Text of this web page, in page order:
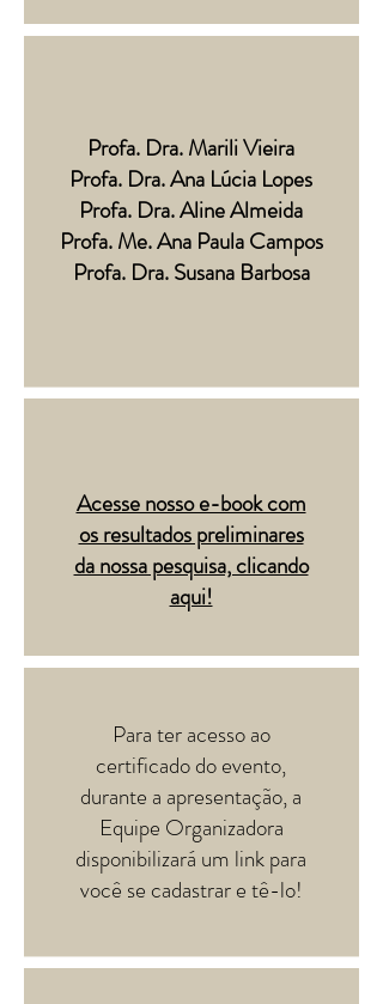
Profa. Dra. Marili Vieira
Profa. Dra. Ana Lúcia Lopes
Profa. Dra. Aline Almeida
Profa. Me. Ana Paula Campos
Profa. Dra. Susana Barbosa
Acesse nosso e-book com
os resultados preliminares
da nossa pesquisa, clicando
aqui!
Para ter acesso ao
certificado do evento,
durante a apresentação, a
Equipe Organizadora
disponibilizará um link para
você se cadastrar e tê-lo!